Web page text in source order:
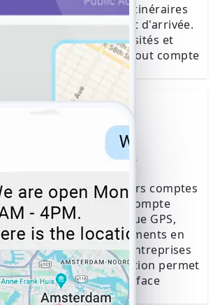
complet de tous les itinéraires
les points de départ et d'arrivée.
vérifiez les lieux visités et
les déplacements de tout compte
appareils
comptes Viber à la fois
localisation de plusieurs comptes
de session. Chaque compte
flux cartographique GPS,
et les déplacements en
pour les familles, les entreprises
de groupes, cette fonction permet
suivis dans une interface